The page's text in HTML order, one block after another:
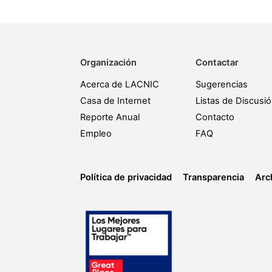
Organización
Acerca de LACNIC
Casa de Internet
Reporte Anual
Empleo
Contactar
Sugerencias
Listas de
Contacto
FAQ
Política de privacidad Transparencia